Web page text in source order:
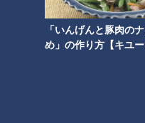
「いんげんと豚肉の
め」の作り方【キユ
井上竜交流戦好調
を勝ったことで打線